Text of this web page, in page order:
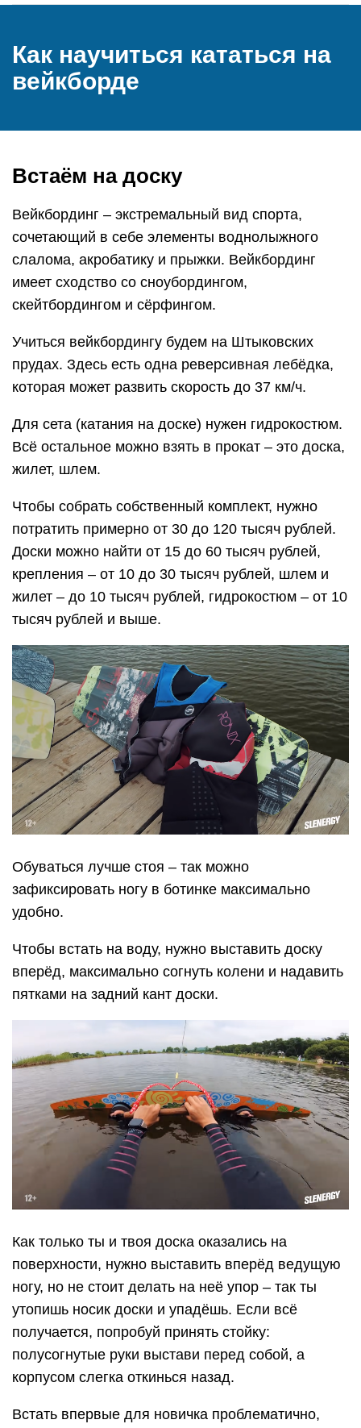
Как научиться кататься на
вейкборде
Встаём на доску
Вейкбординг – экстремальный вид спорта,
сочетающий в себе элементы воднолыжного
слалома, акробатику и прыжки. Вейкбординг
имеет сходство со сноубордингом,
скейтбордингом и сёрфингом.
Учиться вейкбордингу будем на Штыковских
прудах. Здесь есть одна реверсивная лебёдка,
которая может развить скорость до 37 км/ч.
Для сета (катания на доске) нужен гидрокостюм.
Всё остальное можно взять в прокат – это доска,
жилет, шлем.
Чтобы собрать собственный комплект, нужно
потратить примерно от 30 до 120 тысяч рублей.
Доски можно найти от 15 до 60 тысяч рублей,
крепления – от 10 до 30 тысяч рублей, шлем и
жилет – до 10 тысяч рублей, гидрокостюм – от 10
тысяч рублей и выше.
Обуваться лучше стоя – так можно
зафиксировать ногу в ботинке максимально
удобно.
Чтобы встать на воду, нужно выставить доску
вперёд, максимально согнуть колени и надавить
пятками на задний кант доски.
Как только ты и твоя доска оказались на
поверхности, нужно выставить вперёд ведущую
ногу, но не стоит делать на неё упор – так ты
утопишь носик доски и упадёшь. Если всё
получается, попробуй принять стойку:
полусогнутые руки выстави перед собой, а
корпусом слегка откинься назад.
Встать впервые для новичка проблематично,